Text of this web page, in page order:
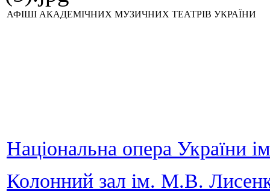
АФІШІ АКАДЕМІЧНИХ МУЗИЧНИХ ТЕАТРІВ УКРАЇНИ
Національна опера України
Колонний зал ім. М.В.